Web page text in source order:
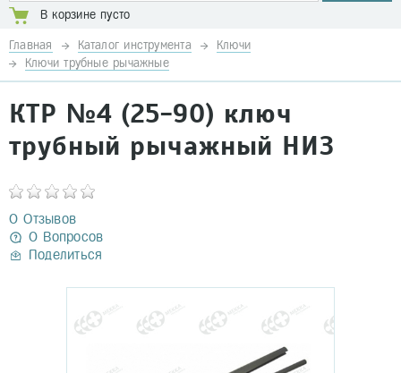
В корзине пусто
Главная Каталог инструмента
Ключи
Ключи трубные рычажные
КТР №4 (25-90) ключ
трубный рычажный НИЗ
0 Отзывов
0 Вопросов
Поделиться